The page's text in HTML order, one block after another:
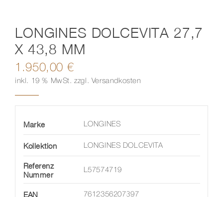
LONGINES DOLCEVITA 27,7
X 43,8 MM
1.950,00 €
inkl. 19 % MwSt. zzgl. Versandkosten
Marke LONGINES
Kollektion LONGINES DOLCEVITA
Referenz
Nummer
L57574719
EAN 7612356207397